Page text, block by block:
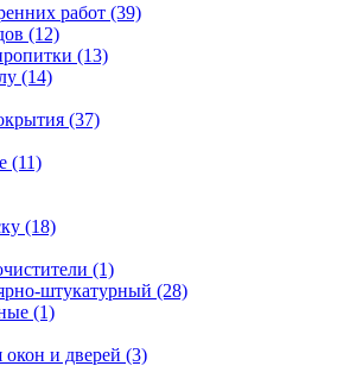
работ (39)
(12)
(13)
(14)
(37)
(11)
(18)
(1)
штукатурный (28)
(1)
и дверей (3)